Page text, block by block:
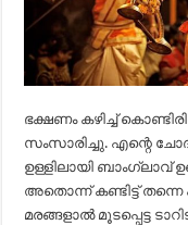
ഭക്ഷണം കഴിച്ച്
സംസാരിച്ചു. എന്റെ
ഉള്ളിലായി ബാംഗ്ലാവ്
അതൊന്ന് കണ്ടിട്ട് തന്നെ
മരങ്ങളാൽ മൂടപ്പെട്ട